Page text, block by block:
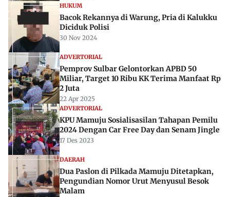
HUKUM
Bacok Rekannya di Warung, Pria di Kalukku
Diciduk Polisi
30 Nov 2024
ADVERTORIAL
Pemprov Sulbar Gelontorkan APBD 50
Miliar, Target 10 Ribu KK Terima Manfaat Rp
2 Juta
22 Apr 2025
ADVERTORIAL
KPU Mamuju Sosialisasilan Tahapan Pemilu
2024 Dengan Car Free Day dan Senam Jingle
17 Des 2023
DAERAH
Dua Paslon di Pilkada Mamuju Ditetapkan,
Pengundian Nomor Urut Menyusul Besok
Malam